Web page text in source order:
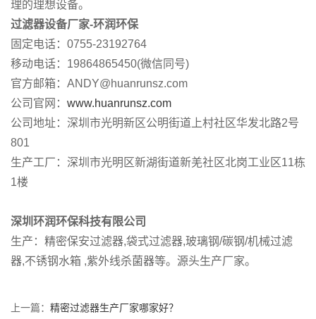
理的理想设备。
过滤器设备厂家-环润环保
固定电话：0755-23192764
移动电话：19864865450(微信同号)
官方邮箱：ANDY@huanrunsz.com
公司官网： www.huanrunsz.com
公司地址：深圳市光明新区公明街道上村社区华发北路2号
801
生产工厂：深圳市光明区新湖街道新羌社区北岗工业区11栋
1楼
深圳环润环保科技有限公司
生产：精密保安过滤器,袋式过滤器,玻璃钢/碳钢/机械过滤
器,不锈钢水箱 ,紫外线杀菌器等。源头生产厂家。
上一篇： 精密过滤器生产厂家哪家好？